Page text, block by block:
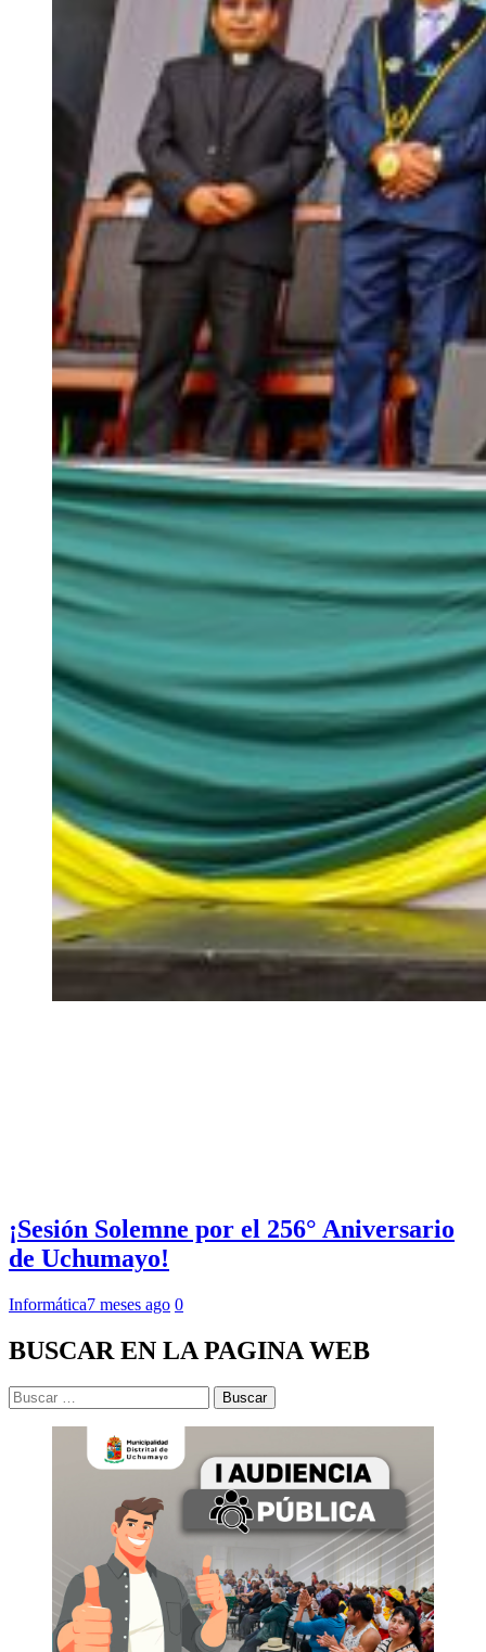
¡Sesión Solemne por el 256° Aniversario
de Uchumayo!
Informática7 meses ago 0
BUSCAR EN LA PAGINA WEB
Buscar: